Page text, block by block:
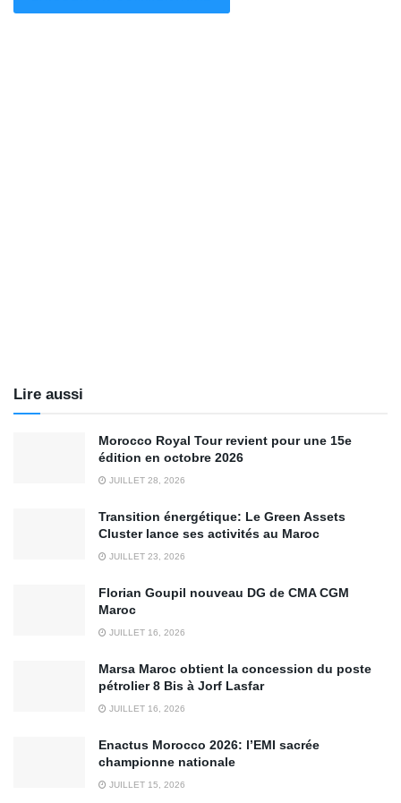
Lire aussi
Morocco Royal Tour revient pour une 15e
édition en octobre 2026
JUILLET 28, 2026
Transition énergétique: Le Green Assets
Cluster lance ses activités au Maroc
JUILLET 23, 2026
Florian Goupil nouveau DG de CMA CGM
Maroc
JUILLET 16, 2026
Marsa Maroc obtient la concession du poste
pétrolier 8 Bis à Jorf Lasfar
JUILLET 16, 2026
Enactus Morocco 2026: l’EMI sacrée
championne nationale
JUILLET 15, 2026